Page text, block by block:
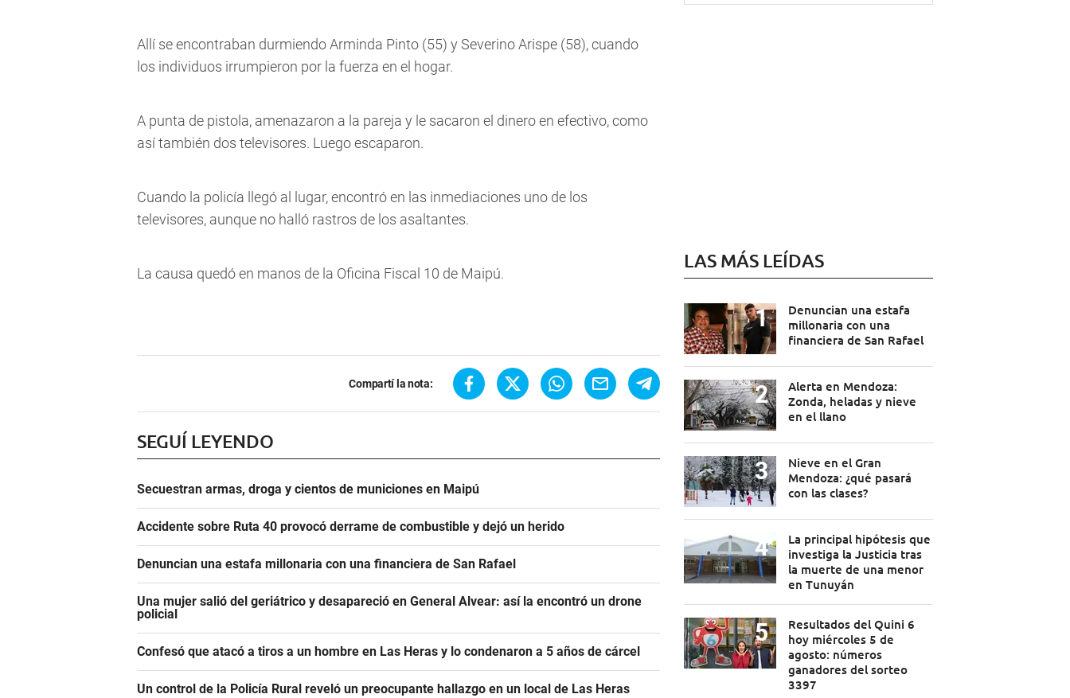
Allí se encontraban durmiendo Arminda Pinto (55) y Severino Arispe (58), cuando
los individuos irrumpieron por la fuerza en el hogar.
A punta de pistola, amenazaron a la pareja y le sacaron el dinero en efectivo, como
así también dos televisores. Luego escaparon.
Cuando la policía llegó al lugar, encontró en las inmediaciones uno de los
televisores, aunque no halló rastros de los asaltantes.
La causa quedó en manos de la Oficina Fiscal 10 de Maipú.
Compartí la nota:
SEGUÍ LEYENDO
Secuestran armas, droga y cientos de municiones en Maipú
Accidente sobre Ruta 40 provocó derrame de combustible y dejó un herido
Denuncian una estafa millonaria con una financiera de San Rafael
Una mujer salió del geriátrico y desapareció en General Alvear: así la encontró un drone
policial
Confesó que atacó a tiros a un hombre en Las Heras y lo condenaron a 5 años de cárcel
Un control de la Policía Rural reveló un preocupante hallazgo en un local de Las Heras
LAS MÁS LEÍDAS
Denuncian una estafa
millonaria con una
financiera de San Rafael
Alerta en Mendoza:
Zonda, heladas y nieve
en el llano
Nieve en el Gran
Mendoza: ¿qué pasará
con las clases?
La principal hipótesis que
investiga la Justicia tras
la muerte de una menor
en Tunuyán
Resultados del Quini 6
hoy miércoles 5 de
agosto: números
ganadores del sorteo
3397